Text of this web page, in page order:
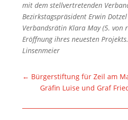
mit dem stellvertretenden
Bezirkstagspräsident Erwin
Verbandsrätin Klara May (5. von
Eröffnung ihres neuesten
Linsenmeier
← Bürgerstiftung für Zeil am
Gräfin Luise und Graf